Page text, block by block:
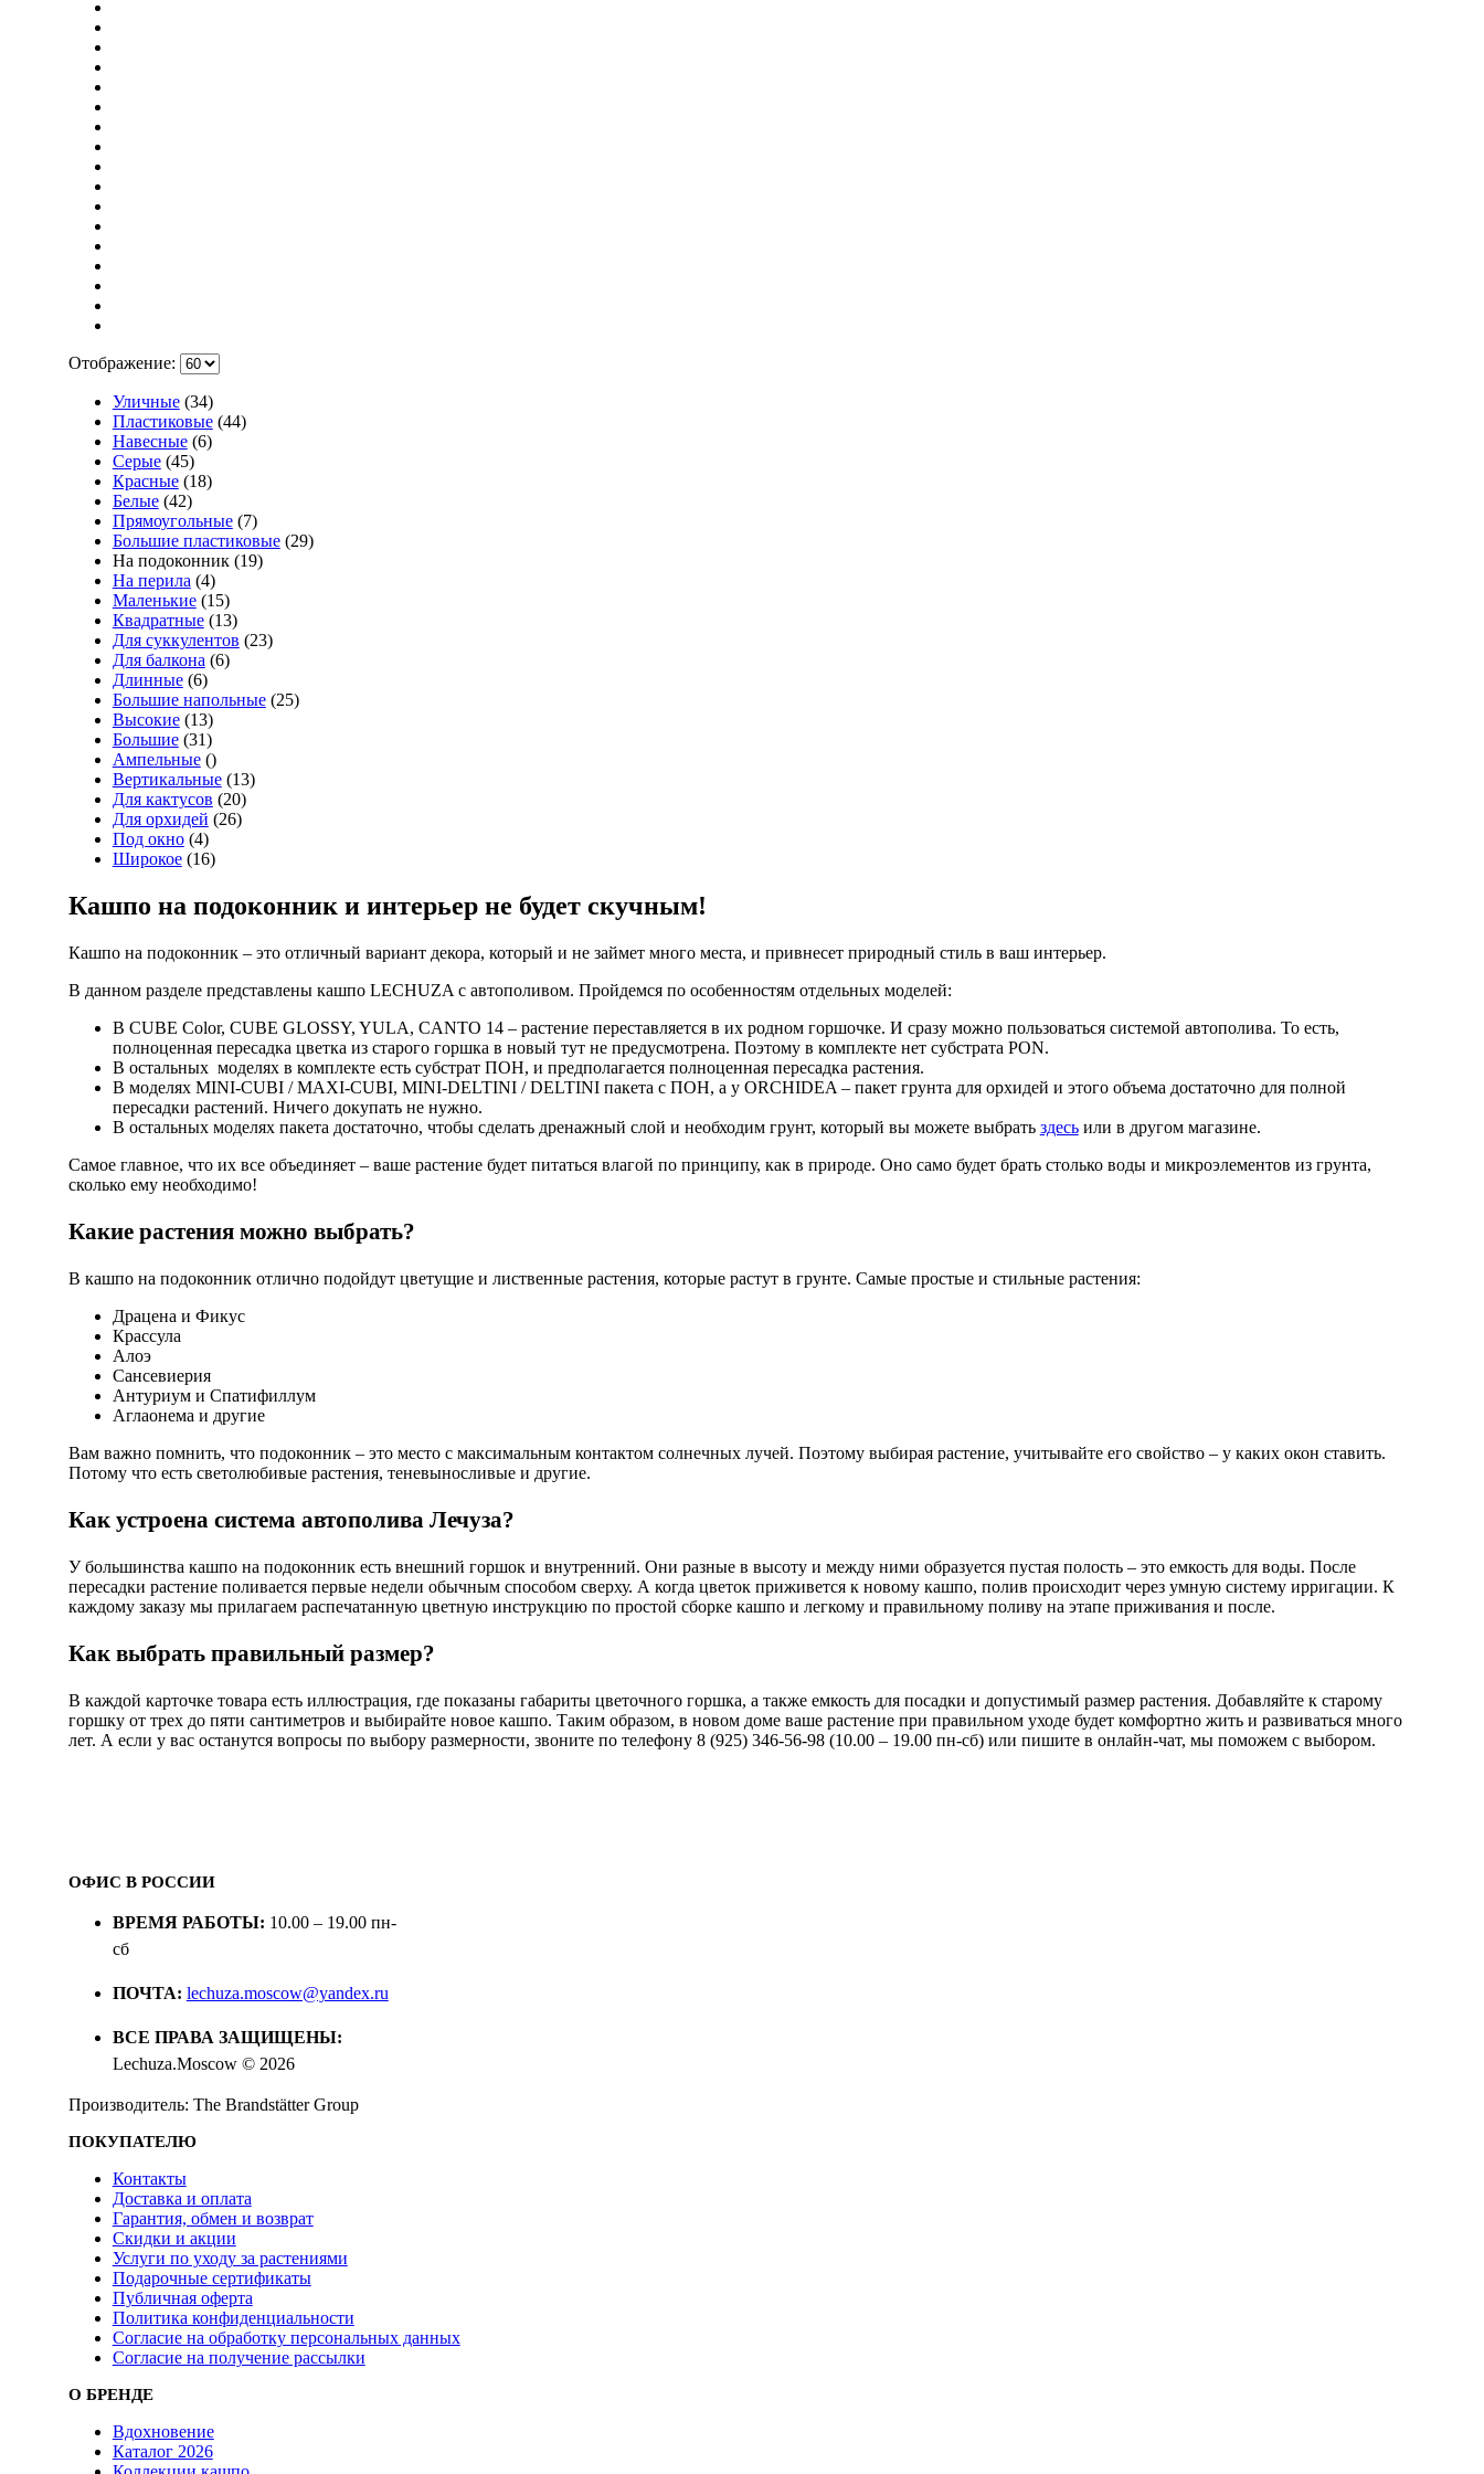
Отображение:
Уличные(34)
Пластиковые(44)
Навесные(6)
Серые(45)
Красные(18)
Белые(42)
Прямоугольные(7)
Большие пластиковые(29)
На подоконник (19)
На перила (4)
Маленькие(15)
Квадратные(13)
Для суккулентов (23)
Для балкона (6)
Длинные(6)
Большие напольные(25)
Высокие(13)
Большие(31)
Ампельные()
Вертикальные(13)
Для кактусов (20)
Для орхидей (26)
Под окно(4)
Широкое(16)
Кашпо на подоконник и интерьер не будет скучным!
Кашпо на подоконник – это отличный вариант декора, который и не займет много места, и привнесет природный стиль в ваш интерьер.
В данном разделе представлены кашпо LECHUZA с автополивом. Пройдемся по особенностям отдельных моделей:
В CUBE Color, CUBE GLOSSY, YULA, CANTO 14 – растение переставляется в их родном горшочке. И сразу можно пользоваться системой автополива. То есть,
полноценная пересадка цветка из старого горшка в новый тут не предусмотрена. Поэтому в комплекте нет субстрата PON.
В остальных моделях в комплекте есть субстрат ПОН, и предполагается полноценная пересадка растения.
В моделях MINI-CUBI / MAXI-CUBI, MINI-DELTINI / DELTINI пакета с ПОН, а у ORCHIDEA – пакет грунта для орхидей и этого объема достаточно для полной
пересадки растений. Ничего докупать не нужно.
В остальных моделях пакета достаточно, чтобы сделать дренажный слой и необходим грунт, который вы можете выбрать здесьили в другом магазине.
Самое главное, что их все объединяет – ваше растение будет питаться влагой по принципу, как в природе. Оно само будет брать столько воды и микроэлементов из грунта,
сколько ему необходимо!
Какие растения можно выбрать?
В кашпо на подоконник отлично подойдут цветущие и лиственные растения, которые растут в грунте. Самые простые и стильные растения:
Драцена и Фикус
Крассула
Алоэ
Сансевиерия
Антуриум и Спатифиллум
Аглаонема и другие
Вам важно помнить, что подоконник – это место с максимальным контактом солнечных лучей. Поэтому выбирая растение, учитывайте его свойство – у каких окон ставить.
Потому что есть светолюбивые растения, теневыносливые и другие.
Как устроена система автополива Лечуза?
У большинства кашпо на подоконник есть внешний горшок и внутренний. Они разные в высоту и между ними образуется пустая полость – это емкость для воды. После
пересадки растение поливается первые недели обычным способом сверху. А когда цветок приживется к новому кашпо, полив происходит через умную систему ирригации. К
каждому заказу мы прилагаем распечатанную цветную инструкцию по простой сборке кашпо и легкому и правильному поливу на этапе приживания и после.
Как выбрать правильный размер?
В каждой карточке товара есть иллюстрация, где показаны габариты цветочного горшка, а также емкость для посадки и допустимый размер растения. Добавляйте к старому
горшку от трех до пяти сантиметров и выбирайте новое кашпо. Таким образом, в новом доме ваше растение при правильном уходе будет комфортно жить и развиваться много
лет. А если у вас останутся вопросы по выбору размерности, звоните по телефону 8 (925) 346-56-98 (10.00 – 19.00 пн-сб) или пишите в онлайн-чат, мы поможем с выбором.
ОФИС В РОССИИ
ВРЕМЯ РАБОТЫ: 10.00 – 19.00 пн-
сб
ПОЧТА: lechuza.moscow@yandex.ru
ВСЕ ПРАВА ЗАЩИЩЕНЫ:
Lechuza.Moscow © 2026
Производитель: The Brandstätter Group
ПОКУПАТЕЛЮ
Контакты
Доставка и оплата
Гарантия, обмен и возврат
Скидки и акции
Услуги по уходу за растениями
Подарочные сертификаты
Публичная оферта
Политика конфиденциальности
Согласие на обработку персональных данных
Согласие на получение рассылки
О БРЕНДЕ
Вдохновение
Каталог 2026